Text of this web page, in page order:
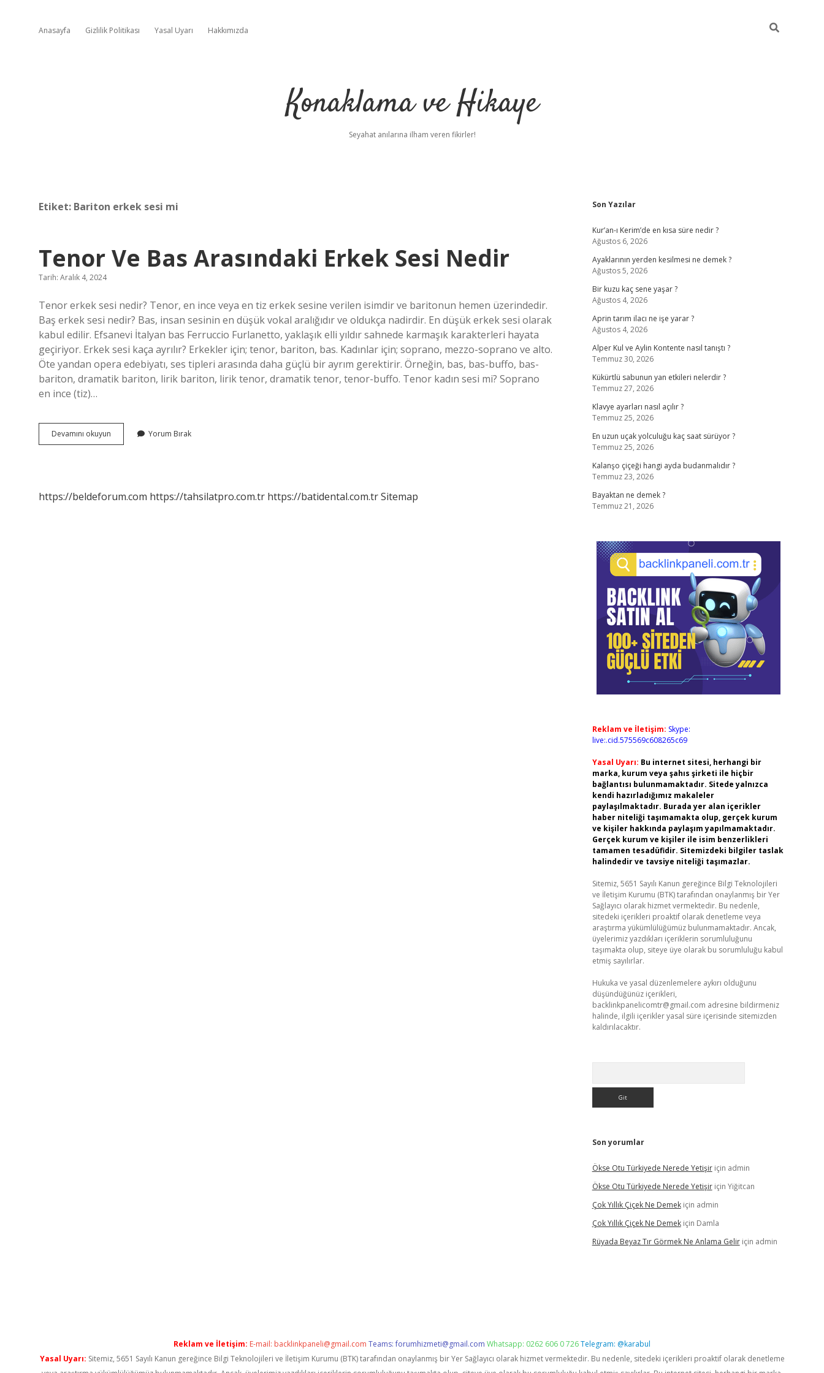
Anasayfa Gizlilik Politikası Yasal Uyarı Hakkımızda
Konaklama ve Hikaye
Seyahat anılarına ilham veren fikirler!
Etiket: Bariton erkek sesi mi
Tenor Ve Bas Arasındaki Erkek Sesi Nedir
Tarih: Aralık 4, 2024
Tenor erkek sesi nedir? Tenor, en ince veya en tiz erkek sesine verilen isimdir ve baritonun hemen üzerindedir.
Baş erkek sesi nedir? Bas, insan sesinin en düşük vokal aralığıdır ve oldukça nadirdir. En düşük erkek sesi olarak
kabul edilir. Efsanevi İtalyan bas Ferruccio Furlanetto, yaklaşık elli yıldır sahnede karmaşık karakterleri hayata
geçiriyor. Erkek sesi kaça ayrılır? Erkekler için; tenor, bariton, bas. Kadınlar için; soprano, mezzo-soprano ve alto.
Öte yandan opera edebiyatı, ses tipleri arasında daha güçlü bir ayrım gerektirir. Örneğin, bas, bas-buffo, bas-
bariton, dramatik bariton, lirik bariton, lirik tenor, dramatik tenor, tenor-buffo. Tenor kadın sesi mi? Soprano
en ince (tiz)…
Devamını okuyun
Ve
Nedir
Yorum Bırak
https://beldeforum.com https://tahsilatpro.com.tr https://batidental.com.trSitemap
Sidebar
Son Yazılar
Kur’an-ı Kerim’de en kısa süre nedir ?
Ağustos 6, 2026
Ayaklarının yerden kesilmesi ne demek ?
Ağustos 5, 2026
Bir kuzu kaç sene yaşar ?
Ağustos 4, 2026
Aprin tarım ilacı ne işe yarar ?
Ağustos 4, 2026
Alper Kul ve Aylin Kontente nasıl tanıştı ?
Temmuz 30, 2026
Kükürtlü sabunun yan etkileri nelerdir ?
Temmuz 27, 2026
Klavye ayarları nasıl açılır ?
Temmuz 25, 2026
En uzun uçak yolculuğu kaç saat sürüyor ?
Temmuz 25, 2026
Kalanşo çiçeği hangi ayda budanmalıdır ?
Temmuz 23, 2026
Bayaktan ne demek ?
Temmuz 21, 2026
Reklam ve İletişim: Skype:
live:.cid.575569c608265c69
Yasal Uyarı: Bu internet sitesi, herhangi bir
marka, kurum veya şahıs şirketi ile hiçbir
bağlantısı bulunmamaktadır. Sitede yalnızca
kendi hazırladığımız makaleler
paylaşılmaktadır. Burada yer alan içerikler
haber niteliği taşımamakta olup, gerçek kurum
ve kişiler hakkında paylaşım yapılmamaktadır.
Gerçek kurum ve kişiler ile isim benzerlikleri
tamamen tesadüfidir. Sitemizdeki bilgiler taslak
halindedir ve tavsiye niteliği taşımazlar.
Sitemiz, 5651 Sayılı Kanun gereğince Bilgi Teknolojileri
ve İletişim Kurumu (BTK) tarafından onaylanmış bir Yer
Sağlayıcı olarak hizmet vermektedir. Bu nedenle,
sitedeki içerikleri proaktif olarak denetleme veya
araştırma yükümlülüğümüz bulunmamaktadır. Ancak,
üyelerimiz yazdıkları içeriklerin sorumluluğunu
taşımakta olup, siteye üye olarak bu sorumluluğu kabul
etmiş sayılırlar.
Hukuka ve yasal düzenlemelere aykırı olduğunu
düşündüğünüz içerikleri,
backlinkpanelicomtr@gmail.com adresine bildirmeniz
halinde, ilgili içerikler yasal süre içerisinde sitemizden
kaldırılacaktır.
Son yorumlar
Ökse Otu Türkiyede Nerede Yetişiriçin admin
Ökse Otu Türkiyede Nerede Yetişiriçin Yiğitcan
Çok Yıllık Çiçek Ne Demekiçin admin
Çok Yıllık Çiçek Ne Demekiçin Damla
Rüyada Beyaz Tır Görmek Ne Anlama Geliriçin admin
Reklam ve İletişim: E-mail: backlinkpaneli@gmail.com Teams:forumhizmeti@gmail.com Whatsapp: 0262 606 0 726Telegram: @karabul
Yasal Uyarı: Sitemiz, 5651 Sayılı Kanun gereğince Bilgi Teknolojileri ve İletişim Kurumu (BTK) tarafından onaylanmış bir Yer Sağlayıcı olarak hizmet vermektedir. Bu nedenle, sitedeki içerikleri proaktif olarak denetleme